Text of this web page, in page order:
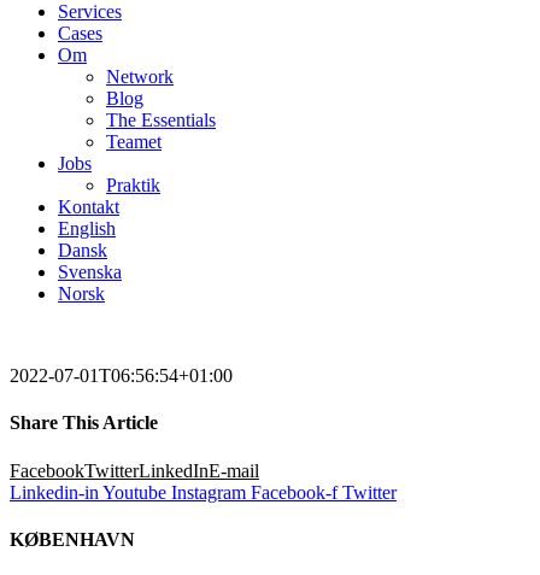
Services
Cases
Om
Network
Blog
The Essentials
Teamet
Jobs
Praktik
Kontakt
English
Dansk
Svenska
Norsk
2022-07-01T06:56:54+01:00
Share This Article
FacebookTwitterLinkedInE-mail
Linkedin-in Youtube Instagram Facebook-f Twitter
KØBENHAVN